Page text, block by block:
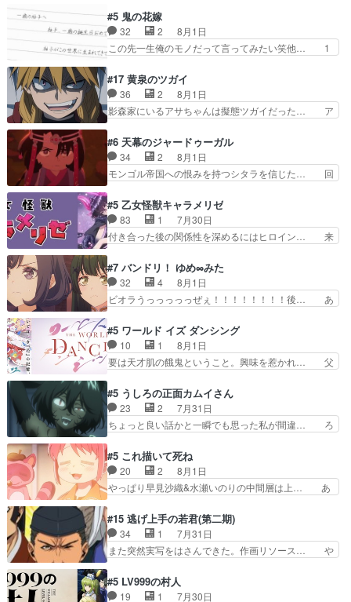
んの距離感おかしいね(*´… 糸と源ははよ好きお
うとると言わんかい！引… ショウくんと対等に話
すためにゲームをする…
取り戻し正式に探偵事務所で働き始め… ポワロ、
元ネタを解説して原作に誘導するの… くれあさん
の探偵としての初事件にしてちょ… ・急にクイズ
番組が始まったw・妖精ウソノ… るるかの助手だ
の！？クレアさん探偵すぎ… 突然のポアロクイズ
は草なんよ。んで、あん… 今回からついにくれあ
が探偵事務所の仲間に…
#5 鬼の花嫁
32 2
8月1日
この先一生俺のモノだって言ってみたい笑他… 1
さん柚子に18年分の誕生日プレゼント… 柚子は
鬼龍院家から初めて学校に通う事にな… プレゼン
ト攻撃ヤバすぎるwwwヴァイオレ… 玲夜さまサ
プライズの、これまでの柚子ちゃ… 玲夜から柚子
んへ…もう中学生な… 梅原の人が18歳になるま
での誕生プレゼン… なよなよした男（cv石田彰）
梅ちゃんがた…
#17 黄泉のツガイ
36 2
8月1日
影森家にいるアサちゃんは擬態ツガイだった… ア
にアサはいなかった逆にガブちゃんはい… 影森の
当主が際限なくツガイを増やせるのに… 今回はも
うガブちゃんさんの悲鳴にも似た怒… ユルと戦っ
た時から伏線が張られていたのが… しかしアサ
い筈のガブちゃん、アキオの… 色々とひっかけが
あって、最終的に嫌な終わ… ゴンゾウが従える大
量のツガイに何事かと思…
#6 天幕のジャードゥーガル
34 2
8月1日
モンゴル帝国への恨みを持つシタラを信じた… 回
タイの妃になってもその心は晴れず、モ… ドレゲ
ネの過去、宝石だった彼女が人になり… ドレゲネ
の過去、、辛かった、、あのジャタ… 年上旦那が
良い人でも、女は宝石でただ笑っ… ダイルの儀式
過去には同情の言葉しか…シ… 奥様に悲しい過
去…萌え袖が可愛いね、と思… ドレゲネとシタ
ラ、2人だけの同盟が結成さ…
#5 乙女怪獣キャラメリゼ
83 1
7月30日
付き合った後の関係性を深めるにはヒロイン… 来
とメスってて何この可愛い生物。クラス… 付き合
い始めたら始めたでまた違った悩みが… と一歩ず
つ踏み出す黒絵ちゃん微笑ま新汰の… ツインテー
ルが可愛いお茶目な妹ちゃんです… しかも過去も
らっしゃるからかしらお顔が… 黒絵「怪獣に憧れ
るのはいいけど自分自身が… 素の自分はどちらな
のかはまだ不明だが見せ…
#7 バンドリ！ ゆめ∞みた
32 4
8月1日
ビオラうっっっっっぜぇ！！！！！！！！後… あ
ラが悪魔すぎて気分が悪くなってきたこ… 声優ま
とめました(７話まで)仲町あられ/… ビオラの策略
がバッチリ嵌って最高wwwこ… 自信あれば評価
なんて気にしないし、充実し… ・バーチャルだけ
け？と思ったら歌唱シーン… の、らいぶシーン
＿!!­­--­­--­… それだけでええやん！！しかし、ビオラ
が仕…
#5 ワールド イズ ダンシング
10 1
8月1日
要は天才肌の餓鬼ということ。興味を惹かれ… 父
の鬼夜叉と田楽の増次郎。小さないざこ… 着眼点
は良くとも、先鋭的すぎるのか。芸能… 鬼夜叉は
石也と共に観世座をあとにし、三条… 観世座を離
れ、三条坊門御所で日々を送る鬼… 「お前(鬼夜
子舞勝負。鬼夜叉は猫の動き… 登場人物の我が強
い。新しい獅子舞に拘って… 第５話を
primevideoで視聴しまし…
#5 うしろの正面カムイさん
23 2
7月31日
ちょっと良い話かと一瞬でも思った私が間違… ろ
も1日お疲れ様でした～───昨晩～今… 幼女に拾
われたお市ちゃんの恩返し。化け猫… 役にて出演
させていただきました。ジョアン… トイ・ストー
リーみたいな始まり。流石に除… 猫相手になんで
し良い話化け猫は油が好物… 今回はあかやし1体
のみで15分。金持ちの… 今更だけど霊が性行為
で祓えることは何とな…
#5 これ描いて死ね
20 2
8月1日
やっぱり早見沙織&水瀬いのりの中間層は上… あ
人物が増えてわいわいしたところが好き… 初コミ
ティアで２０冊刷りは妥当だよね。俺… 藤森さん
のママ向けの漫画で、また涙腺が⋯… 〜漫画に
「想い」をこめよう｣娘に漫画であ… 何回この作
てコミティアっていいなあ。同… コミティア参加
#15 逃げ上手の若君(第二期)
34 1
7月31日
また突然実写をはさんできた。作画リソース… や
歳まで童貞だと魔法使いになれるという… こっち
の諏訪の三大将もまたクセが強いw色… 頼重が完
#5 LV999の村人
19 1 7月30日